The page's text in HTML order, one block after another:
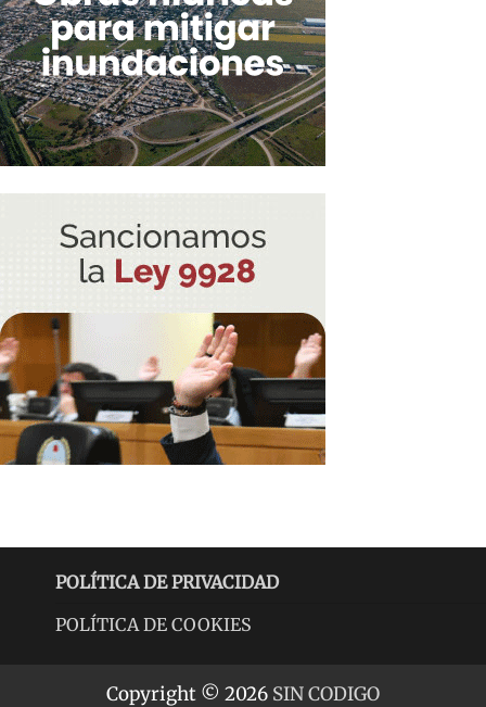
POLÍTICA DE PRIVACIDAD
POLÍTICA DE COOKIES
Copyright © 2026 SIN CODIGO